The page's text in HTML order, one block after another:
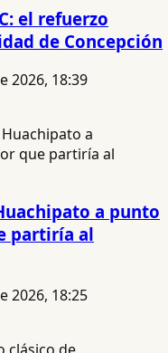
el refuerzo
de Concepción
2026, 18:39
a punto
partiría al
2026, 18:25